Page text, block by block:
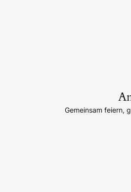
Gemeinsam feiern,